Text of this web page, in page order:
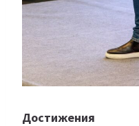
Достижения